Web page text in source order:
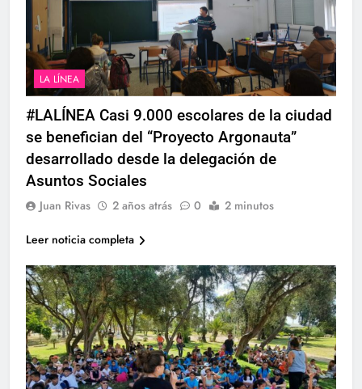
LA LÍNEA
#LALÍNEA Casi 9.000 escolares de la ciudad
se benefician del “Proyecto Argonauta”
desarrollado desde la delegación de
Asuntos Sociales
Juan Rivas 2 años atrás 0 2 minutos
Leer noticia completa